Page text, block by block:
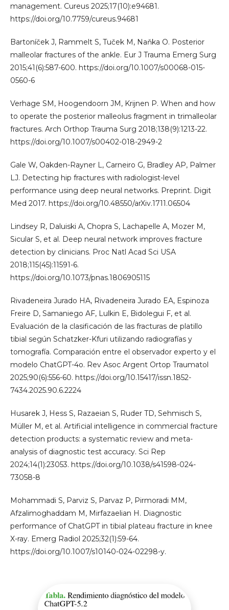
management. Cureus 2025;17(10):e94681.
https://doi.org/10.7759/cureus.94681
Bartoníček J, Rammelt S, Tuček M, Naňka O. Posterior
malleolar fractures of the ankle. Eur J Trauma Emerg Surg
2015;41(6):587-600. https://doi.org/10.1007/s00068-015-
0560-6
Verhage SM, Hoogendoorn JM, Krijnen P. When and how
to operate the posterior malleolus fragment in trimalleolar
fractures. Arch Orthop Trauma Surg 2018;138(9):1213-22.
https://doi.org/10.1007/s00402-018-2949-2
Gale W, Oakden-Rayner L, Carneiro G, Bradley AP, Palmer
LJ. Detecting hip fractures with radiologist-level
performance using deep neural networks. Preprint. Digit
Med 2017. https://doi.org/10.48550/arXiv.1711.06504
Lindsey R, Daluiski A, Chopra S, Lachapelle A, Mozer M,
Sicular S, et al. Deep neural network improves fracture
detection by clinicians. Proc Natl Acad Sci USA
2018;115(45):11591-6.
https://doi.org/10.1073/pnas.1806905115
Rivadeneira Jurado HA, Rivadeneira Jurado EA, Espinoza
Freire D, Samaniego AF, Lulkin E, Bidolegui F, et al.
Evaluación de la clasificación de las fracturas de platillo
tibial según Schatzker-Kfuri utilizando radiografías y
tomografía. Comparación entre el observador experto y el
modelo ChatGPT-4o. Rev Asoc Argent Ortop Traumatol
2025;90(6):556-60. https://doi.org/10.15417/issn.1852-
7434.2025.90.6.2224
Husarek J, Hess S, Razaeian S, Ruder TD, Sehmisch S,
Müller M, et al. Artificial intelligence in commercial fracture
detection products: a systematic review and meta-
analysis of diagnostic test accuracy. Sci Rep
2024;14(1):23053. https://doi.org/10.1038/s41598-024-
73058-8
Mohammadi S, Parviz S, Parvaz P, Pirmoradi MM,
Afzalimoghaddam M, Mirfazaelian H. Diagnostic
performance of ChatGPT in tibial plateau fracture in knee
X-ray. Emerg Radiol 2025;32(1):59-64.
https://doi.org/10.1007/s10140-024-02298-y.